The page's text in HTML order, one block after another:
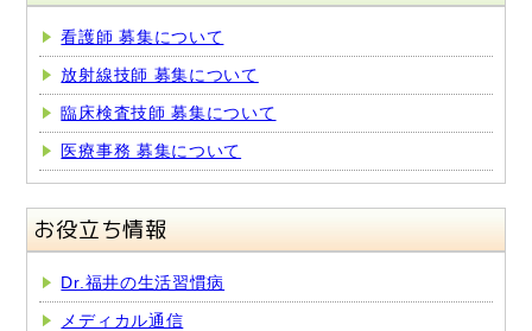
看護師 募集について
放射線技師 募集について
臨床検査技師 募集について
医療事務 募集について
お役立ち情報
Dr.福井の生活習慣病
メディカル通信